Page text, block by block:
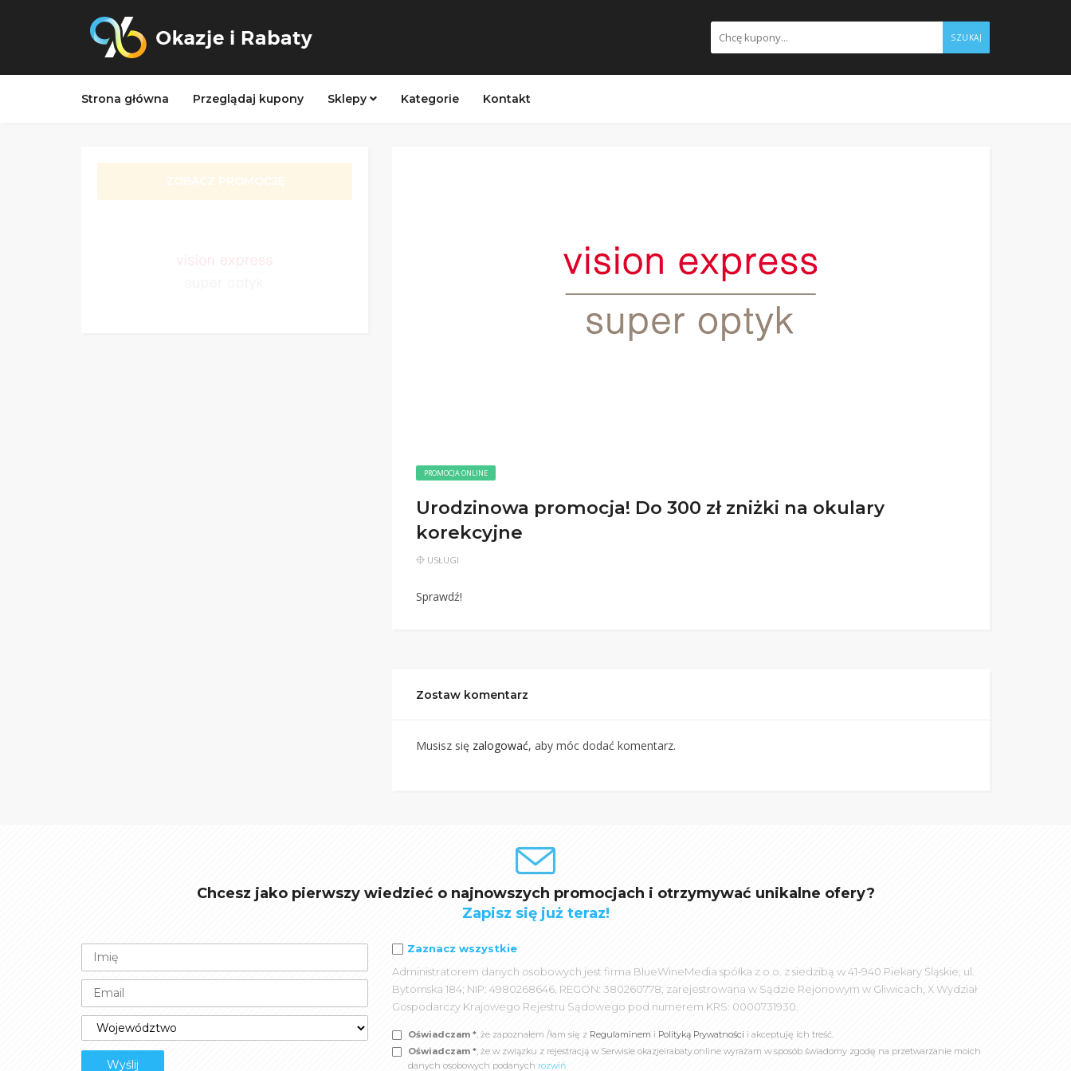
SZUKAJ
Strona główna Przeglądaj kupony Sklepy Kategorie Kontakt
ZOBACZ PROMOCJĘ
PROMOCJA ONLINE
Urodzinowa promocja! Do 300 zł zniżki na okulary
korekcyjne
USŁUGI
Sprawdź!
Zostaw komentarz
Musisz się zalogować, aby móc dodać komentarz.
Chcesz jako pierwszy wiedzieć o najnowszych promocjach i otrzymywać unikalne ofery?
Zapisz się już teraz!
Zaznacz wszystkie
Administratorem danych osobowych jest firma BlueWineMedia spółka z o.o. z siedzibą w 41-940 Piekary Śląskie; ul.
Bytomska 184; NIP: 4980268646, REGON: 380260778; zarejestrowana w Sądzie Rejonowym w Gliwicach, X Wydział
Gospodarczy Krajowego Rejestru Sądowego pod numerem KRS: 0000731930.
Oświadczam *, że zapoznałem /łam się z Regulaminem i Polityką Prywatności i akceptuję ich treść.
Oświadczam *, że w związku z rejestracją w Serwisie okazjeirabaty.online wyrażam w sposób świadomy zgodę na przetwarzanie moich
danych osobowych podanych rozwiń